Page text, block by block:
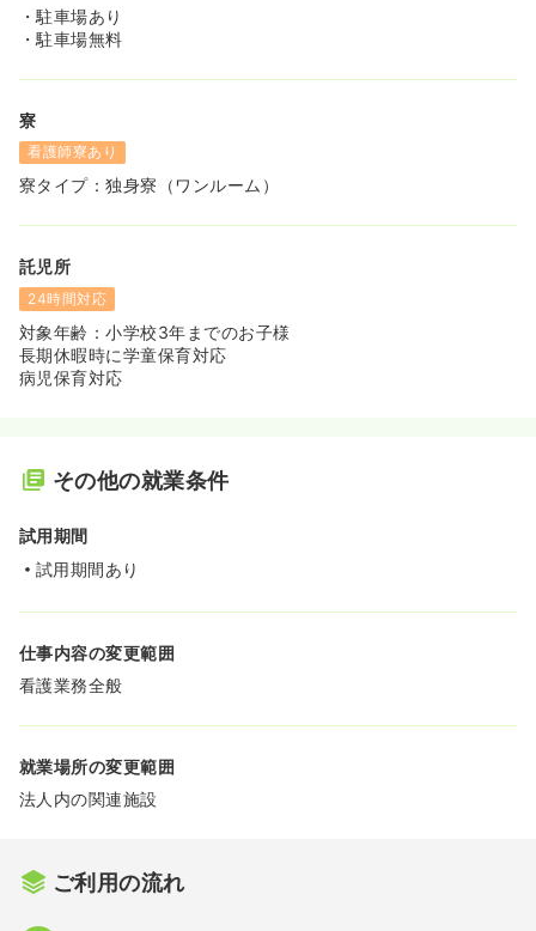
・駐車場あり
・駐車場無料
寮
看護師寮あり
寮タイプ：独身寮（ワンルーム）
託児所
24時間対応
対象年齢：小学校3年までのお子様
長期休暇時に学童保育対応
病児保育対応
その他の就業条件
試用期間
試用期間あり
仕事内容の変更範囲
看護業務全般
就業場所の変更範囲
法人内の関連施設
ご利用の流れ